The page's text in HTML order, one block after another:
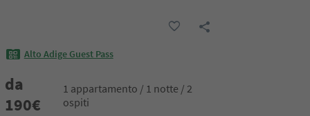
Alto Adige Guest Pass
da
190€
1 appartamento / 1 notte / 2
ospiti